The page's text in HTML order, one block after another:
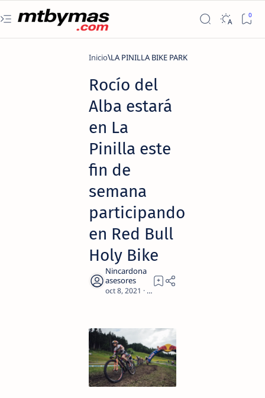
Inicio LA PINILLA BIKE PARK
Rocío del
Alba estará
en La
Pinilla este
fin de
semana
participando
en Red Bull
Holy Bike
1